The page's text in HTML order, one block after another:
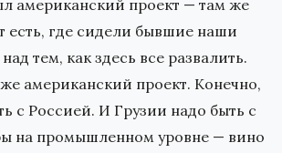
американский проект — там же
есть, где сидели бывшие наши
тем, как здесь все развалить.
американский проект. Конечно,
с Россией. И Грузии надо быть с
на промышленном уровне — вино